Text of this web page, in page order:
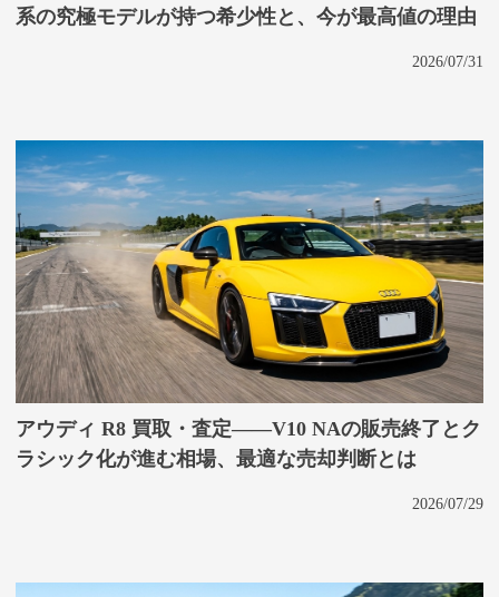
系の究極モデルが持つ希少性と、今が最高値の理由
2026/07/31
アウディ R8 買取・査定——V10 NAの販売終了とク
ラシック化が進む相場、最適な売却判断とは
2026/07/29